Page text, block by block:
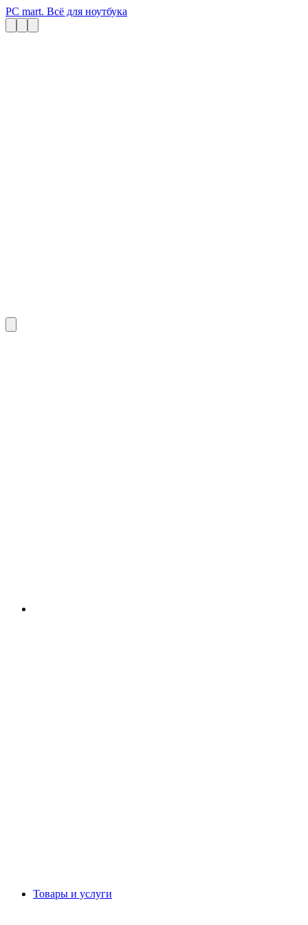
PC mart. Всё для ноутбука
Товары и услуги